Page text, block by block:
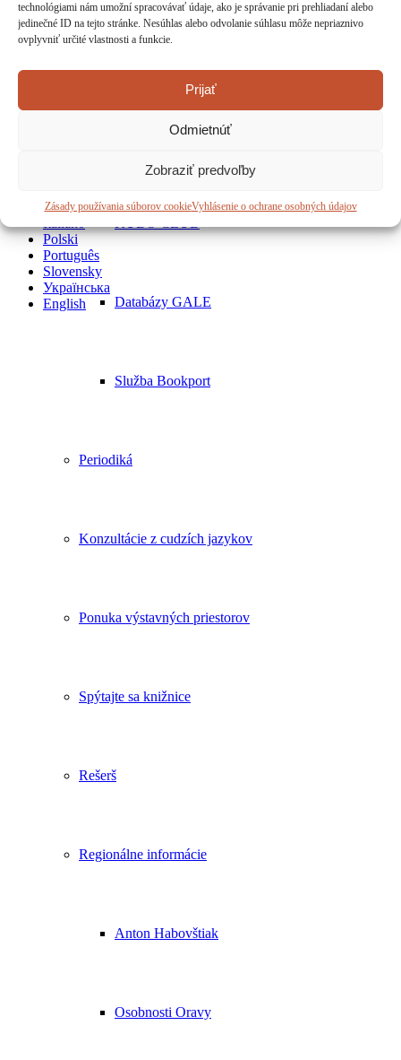
technológiami nám umožní spracovávať údaje, ako je správanie pri prehliadaní alebo
jedinečné ID na tejto stránke. Nesúhlas alebo odvolanie súhlasu môže nepriaznivo
ovplyvniť určité vlastnosti a funkcie.
Prijať
Odmietnúť
Zobraziť predvoľby
Zásady používania súborov cookieVyhlásenie o ochrane osobných údajov
Databázy GALE
Služba Bookport
Periodiká
Konzultácie z cudzích jazykov
Ponuka výstavných priestorov
Spýtajte sa knižnice
Rešerš
Regionálne informácie
Anton Habovštiak
Osobnosti Oravy
Revitalizácia webu
© 2014 - 2026 Oravská knižnica Antona Habovštiaka v Dolnom
Kubíne. Všetky práva vyhradené. / Created and designed bySeduco
Magyar
Polski
Português
Slovensky
Українська
English